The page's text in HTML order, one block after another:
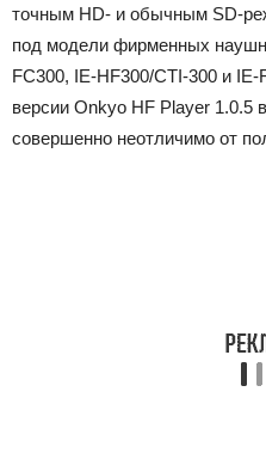
точным HD- и обычным SD-
под модели фирменных
FC300, IE-HF300/CTI-300 и
версии Onkyo HF Player 1.0.5
совершенно неотличимо от